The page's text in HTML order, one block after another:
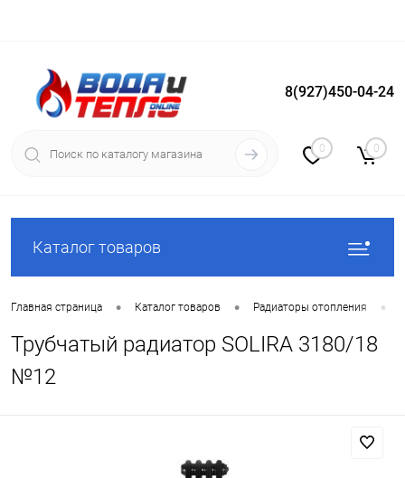
Вход Регистрация
8(927)450-04-24
0 0
Каталог товаров
Главная страница • Каталог товаров • Радиаторы отопления •
Трубчатый радиатор SOLIRA 3180/18
№12